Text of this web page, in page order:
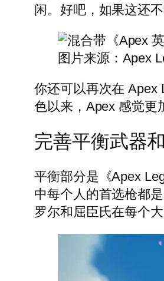
闲。好吧，如果这还
图片来源：Apex
你还可以再次在 Apex
色以来，Apex 感觉更
完善平衡武器
平衡部分是《Apex
中每个人的首选枪都
罗尔和屈臣氏在每个大